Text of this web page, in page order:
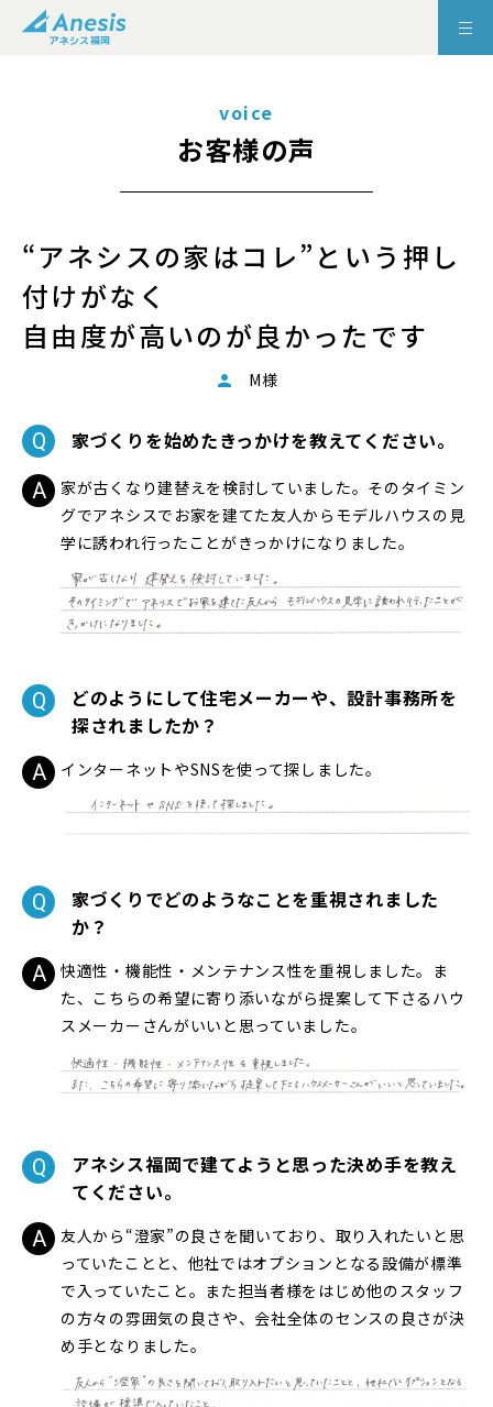
voice
お客様の声
“アネシスの家はコレ”という押し
付けがなく
自由度が高いのが良かったです
M様
家づくりを始めたきっかけを教えてください。
家が古くなり建替えを検討していました。そのタイミン
グでアネシスでお家を建てた友人からモデルハウスの見
学に誘われ行ったことがきっかけになりました。
どのようにして住宅メーカーや、設計事務所を
探されましたか？
インターネットやSNSを使って探しました。
家づくりでどのようなことを重視されました
か？
快適性・機能性・メンテナンス性を重視しました。ま
た、こちらの希望に寄り添いながら提案して下さるハウ
スメーカーさんがいいと思っていました。
アネシス福岡で建てようと思った決め手を教え
てください。
友人から“澄家”の良さを聞いており、取り入れたいと思
っていたことと、他社ではオプションとなる設備が標準
で入っていたこと。また担当者様をはじめ他のスタッフ
の方々の雰囲気の良さや、会社全体のセンスの良さが決
め手となりました。